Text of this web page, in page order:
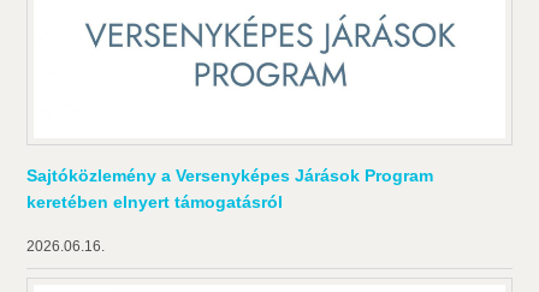
Sajtóközlemény a Versenyképes Járások Program
keretében elnyert támogatásról
2026.06.16.